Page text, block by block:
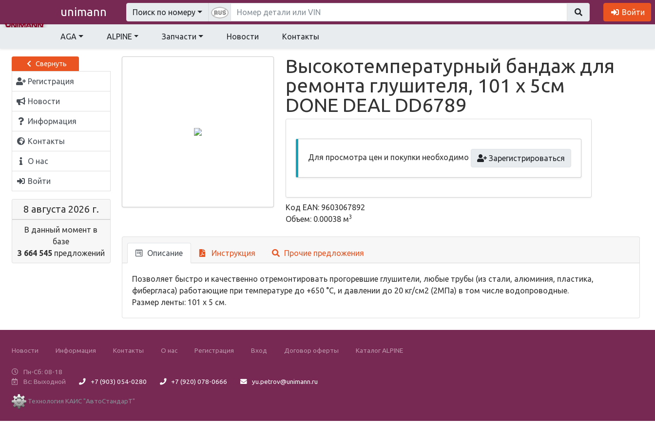
unimann Поиск по номеру Войти
AGA ALPINE Запчасти Новости Контакты
Свернуть
Регистрация
Новости
Информация
Контакты
О нас
Войти
8 августа 2026 г.
В данный момент в
базе
3 664 545предложений
Высокотемпературный бандаж для
ремонта глушителя, 101 х 5см
DONE DEAL DD6789
Для просмотра цен и покупки необходимо Зарегистрироваться
Код EAN: 9603067892
Объем: 0.00038 м3
Описание Инструкция Прочие предложения
Позволяет быстро и качественно отремонтировать прогоревшие глушители, любые трубы (из стали, алюминия, пластика,
фибергласа) работающие при температуре до +650 °С, и давлении до 20 кг/см2 (2МПа) в том числе водопроводные.
Размер ленты: 101 х 5 см.
Новости Информация Контакты О нас Регистрация Вход Договор оферты Каталог ALPINE
Пн-Сб: 08-18
Вс: Выходной
+7 (903) 054-0280 +7 (920) 078-0666 yu.petrov@unimann.ru
Технология КАИС "АвтоСтандарТ"